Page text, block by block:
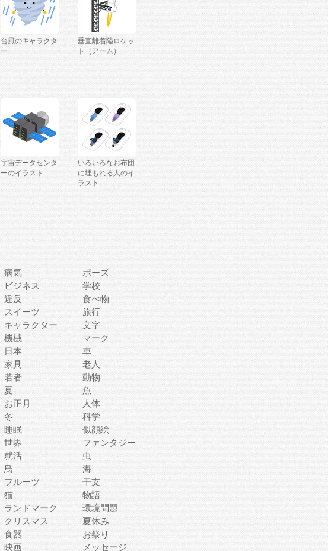
台風のキャラクタ
ー
垂直離着陸ロケッ
ト（アーム）
宇宙データセンタ
ーのイラスト
いろいろなお布団
に埋もれる人のイ
ラスト
病気
ポーズ
ビジネス
学校
違反
食べ物
スイーツ
旅行
キャラクター
文字
機械
マーク
日本
車
家具
老人
若者
動物
夏
魚
お正月
人体
冬
科学
睡眠
似顔絵
世界
ファンタジー
就活
虫
鳥
海
フルーツ
干支
猫
物語
ランドマーク
環境問題
クリスマス
夏休み
食器
お祭り
映画 メッセージ